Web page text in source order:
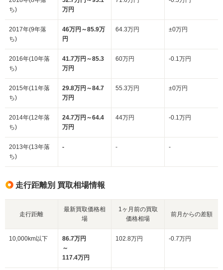
ち)
万円
2017年(9年落
ち)
46万円～85.9万
円
64.3万円 ±0万円
2016年(10年落
ち)
41.7万円～85.3
万円
60万円 -0.1万円
2015年(11年落
ち)
29.8万円～84.7
万円
55.3万円 ±0万円
2014年(12年落
ち)
24.7万円～64.4
万円
44万円 -0.1万円
2013年(13年落
ち)
- - -
走行距離別 買取相場情報
走行距離
最新買取価格相
場
1ヶ月前の買取
価格相場
前月からの差額
10,000km以下
86.7万円
～
117.4万円
102.8万円 -0.7万円